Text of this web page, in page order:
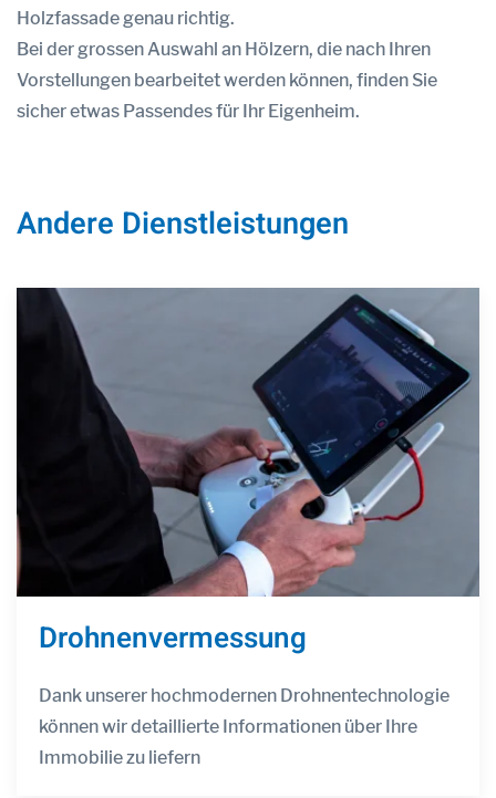
Holzfassade genau richtig.
Bei der grossen Auswahl an Hölzern, die nach Ihren
Vorstellungen bearbeitet werden können, finden Sie
sicher etwas Passendes für Ihr Eigenheim.
Andere Dienstleistungen
Drohnenvermessung
Dank unserer hochmodernen Drohnentechnologie
können wir detaillierte Informationen über Ihre
Immobilie zu liefern